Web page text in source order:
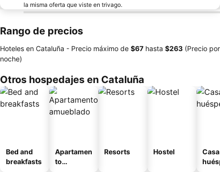
la misma oferta que viste en trivago.
Rango de precios
Hoteles en Cataluña - Precio máximo de ‎$67 hasta ‎$263 (Precio por
noche)
Otros hospedajes en Cataluña
Bed and
breakfasts
Apartamen
to
Resorts Hostel